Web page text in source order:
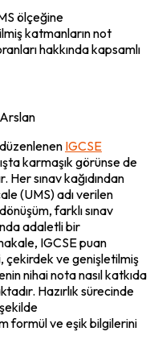
ölçeğine
katmanların not
hakkında kapsamlı
IGCSE
karmaşık görünse de
sınav kağıdından
(UMS) adı verilen
farklı sınav
adaletli bir
IGCSE puan
çekirdek ve genişletilmiş
nihai nota nasıl katkıda
Hazırlık sürecinde
formül ve eşik bilgilerini